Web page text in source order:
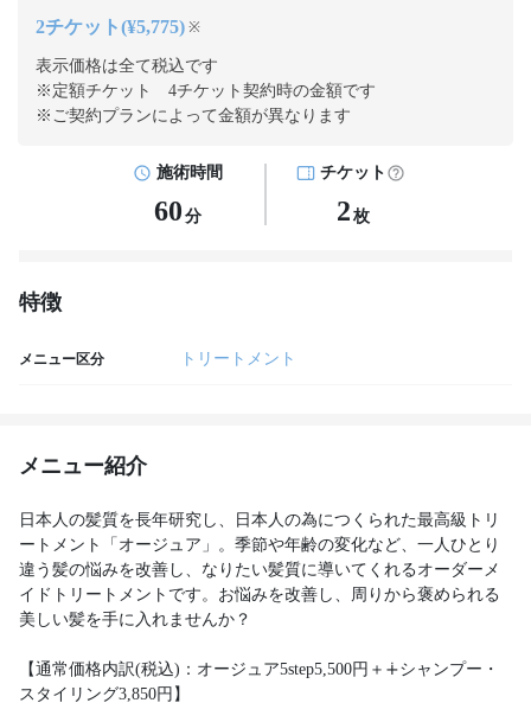
2チケット(¥5,775) ※
表示価格は全て税込です
※定額チケット 4チケット契約時の金額です
※ご契約プランによって金額が異なります
施術時間
60 分
チケット
2 枚
特徴
メニュー区分 トリートメント
メニュー紹介
日本人の髪質を長年研究し、日本人の為につくられた最高級トリ
ートメント「オージュア」。季節や年齢の変化など、一人ひとり
違う髪の悩みを改善し、なりたい髪質に導いてくれるオーダーメ
イドトリートメントです。お悩みを改善し、周りから褒められる
美しい髪を手に入れませんか？
【通常価格内訳(税込)：オージュア5step5,500円＋∔シャンプー・
スタイリング3,850円】